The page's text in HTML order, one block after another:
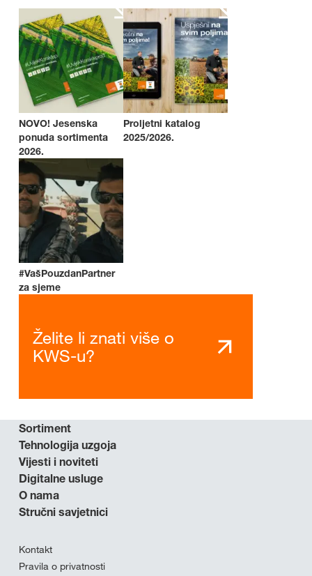
NOVO! Jesenska
ponuda sortimenta
2026.
Proljetni katalog
2025/2026.
#VašPouzdanPartner
za sjeme
Želite li znati više o
KWS-u?
Sortiment
Tehnologija uzgoja
Vijesti i noviteti
Digitalne usluge
O nama
Stručni savjetnici
Kontakt
Pravila o privatnosti